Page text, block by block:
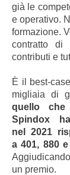
già le
e operativo.
formazione.
contratto di
contributi e
È il best-
migliaia di
quello
Spindox
nel 2021
a 401, 880
un premio.